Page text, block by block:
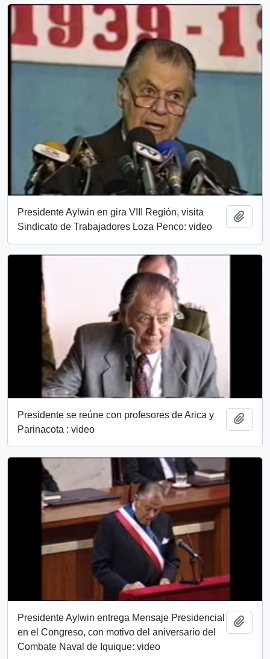
Presidente Aylwin en gira VIII Región, visita
Sindicato de Trabajadores Loza Penco: video
Presidente se reúne con profesores de Arica y
Parinacota : video
Presidente Aylwin entrega Mensaje Presidencial
en el Congreso, con motivo del aniversario del
Combate Naval de Iquique: video